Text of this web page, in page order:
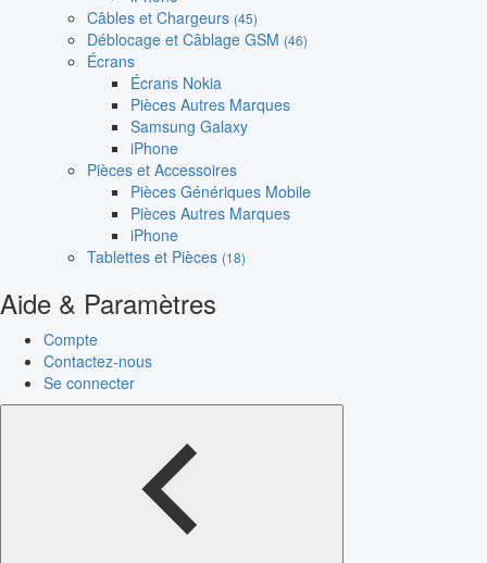
Câbles et Chargeurs (45)
Déblocage et Câblage GSM (46)
Écrans
Écrans Nokia
Pièces Autres Marques
Samsung Galaxy
iPhone
Pièces et Accessoires
Pièces Génériques Mobile
Pièces Autres Marques
iPhone
Tablettes et Pièces (18)
Aide & Paramètres
Compte
Contactez-nous
Se connecter